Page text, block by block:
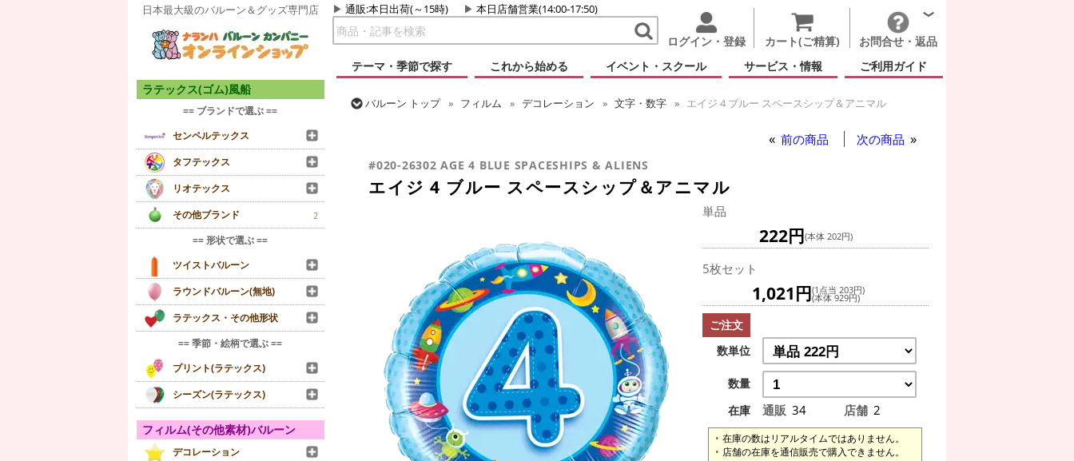
日本最大級のバルーン＆グッズ専門店 通販:本日出荷(～15時) 本日店舗営業(14:00-17:50)
ログイン・登録 カート(ご精算)
お問合せ・返品
テーマ・季節で探す
これから始める イベント・スクール サービス・情報 ご利用ガイド
ラテックス(ゴム)風船
== ブランドで選ぶ ==
センペルテックス
タフテックス
リオテックス
その他ブランド
2
== 形状で選ぶ ==
ツイストバルーン
ラウンドバルーン(無地)
ラテックス・その他形状
== 季節・絵柄で選ぶ ==
プリント(ラテックス)
シーズン(ラテックス)
フィルム(その他素材)バルーン
デコレーション
バルーン トップ フィルム デコレーション 文字・数字
エイジ 4 ブルー スペースシップ＆アニマル
前の商品 次の商品
#020-26302 AGE 4 BLUE SPACESHIPS & ALIENS
エイジ 4 ブルー スペースシップ＆アニマル
単品
222円(本体 202円)
5枚セット
1,021円(1点当 203円)
(本体 929円)
ご注文
数単位
数量
在庫
通販 34 店舗 2
在庫の数はリアルタイムではありません。
店舗の在庫を通信販売で購入できません。